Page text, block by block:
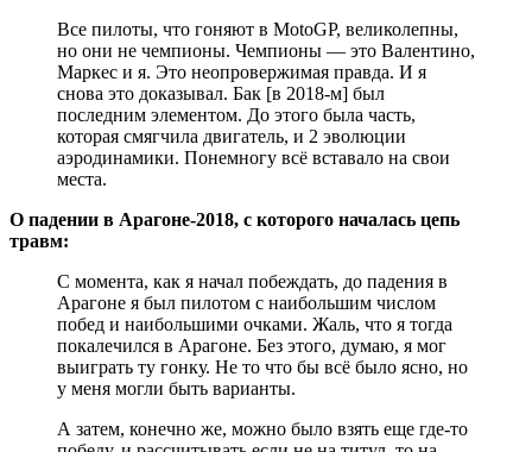
Все пилоты, что гоняют в MotoGP, великолепны,
но они не чемпионы. Чемпионы — это Валентино,
Маркес и я. Это неопровержимая правда. И я
снова это доказывал. Бак [в 2018-м] был
последним элементом. До этого была часть,
которая смягчила двигатель, и 2 эволюции
аэродинамики. Понемногу всё вставало на свои
места.
О падении в Арагоне-2018, с которого началась цепь
травм:
С момента, как я начал побеждать, до падения в
Арагоне я был пилотом с наибольшим числом
побед и наибольшими очками. Жаль, что я тогда
покалечился в Арагоне. Без этого, думаю, я мог
выиграть ту гонку. Не то что бы всё было ясно, но
у меня могли быть варианты.
А затем, конечно же, можно было взять еще где-то